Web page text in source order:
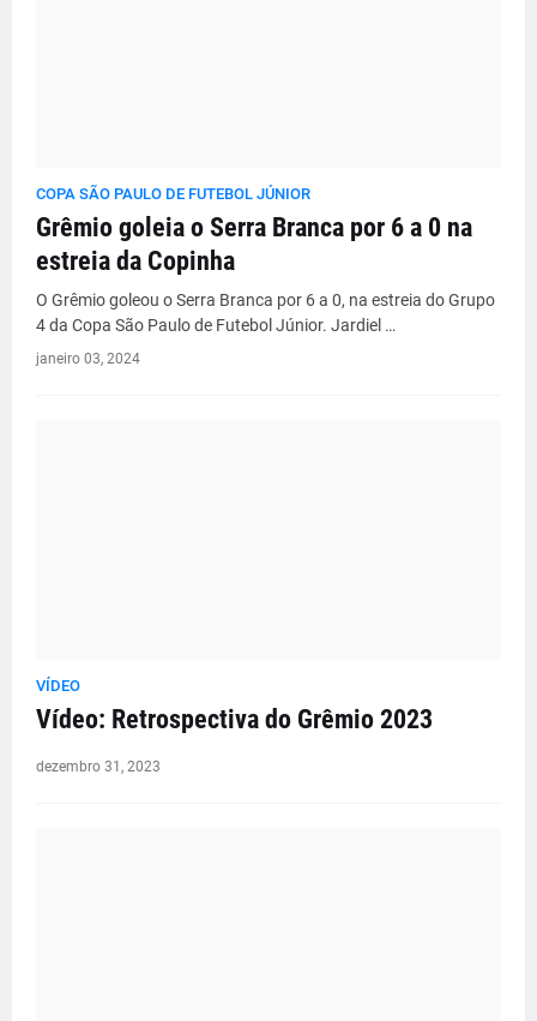
COPA SÃO PAULO DE FUTEBOL JÚNIOR
Grêmio goleia o Serra Branca por 6 a 0 na
estreia da Copinha
O Grêmio goleou o Serra Branca por 6 a 0, na estreia do Grupo
4 da Copa São Paulo de Futebol Júnior. Jardiel …
janeiro 03, 2024
VÍDEO
Vídeo: Retrospectiva do Grêmio 2023
dezembro 31, 2023